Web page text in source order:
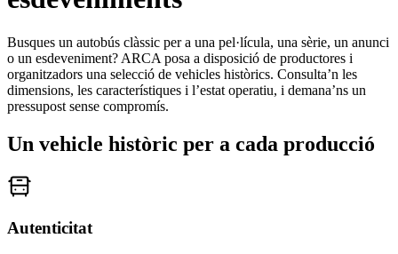
Busques un autobús clàssic per a una pel·lícula, una sèrie, un anunci
o un esdeveniment? ARCA posa a disposició de productores i
organitzadors una selecció de vehicles històrics. Consulta’n les
dimensions, les característiques i l’estat operatiu, i demana’ns un
pressupost sense compromís.
Un vehicle històric per a cada producció
Autenticitat